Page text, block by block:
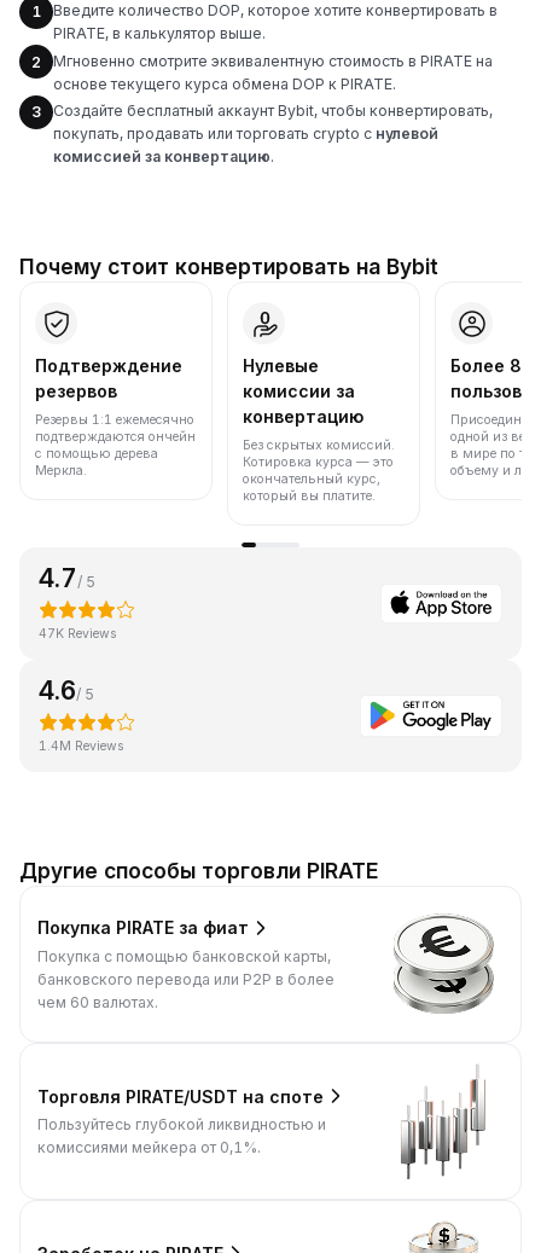
1
Введите количество DOP, которое хотите конвертировать в
PIRATE, в калькулятор выше.
2
Мгновенно смотрите эквивалентную стоимость в PIRATE на
основе текущего курса обмена DOP к PIRATE.
3
Создайте бесплатный аккаунт Bybit, чтобы конвертировать,
покупать, продавать или торговать crypto с нулевой
комиссией за конвертацию.
Почему стоит конвертировать на Bybit
Подтверждение
резервов
Резервы 1:1 ежемесячно
подтверждаются ончейн
с помощью дерева
Меркла.
Нулевые
комиссии за
конвертацию
Без скрытых комиссий.
Котировка курса — это
окончательный курс,
который вы платите.
Более 86
одной из
в мире по
объему и
4.7/ 5
47K Reviews
4.6/ 5
1.4M Reviews
Другие способы торговли PIRATE
Покупка PIRATE за фиат
Покупка с помощью банковской карты,
банковского перевода или P2P в более
чем 60 валютах.
Торговля PIRATE/USDT на споте
Пользуйтесь глубокой ликвидностью и
комиссиями мейкера от 0,1%.